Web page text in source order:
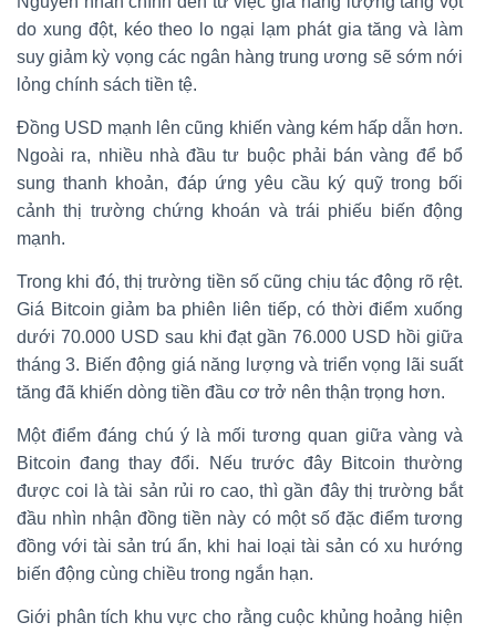
do xung đột, kéo theo lo ngại lạm phát gia tăng và làm
suy giảm kỳ vọng các ngân hàng trung ương sẽ sớm nới
lỏng chính sách tiền tệ.
Đồng USD mạnh lên cũng khiến vàng kém hấp dẫn hơn.
Ngoài ra, nhiều nhà đầu tư buộc phải bán vàng để bổ
sung thanh khoản, đáp ứng yêu cầu ký quỹ trong bối
cảnh thị trường chứng khoán và trái phiếu biến động
mạnh.
Trong khi đó, thị trường tiền số cũng chịu tác động rõ rệt.
Giá Bitcoin giảm ba phiên liên tiếp, có thời điểm xuống
dưới 70.000 USD sau khi đạt gần 76.000 USD hồi giữa
tháng 3. Biến động giá năng lượng và triển vọng lãi suất
tăng đã khiến dòng tiền đầu cơ trở nên thận trọng hơn.
Một điểm đáng chú ý là mối tương quan giữa vàng và
Bitcoin đang thay đổi. Nếu trước đây Bitcoin thường
được coi là tài sản rủi ro cao, thì gần đây thị trường bắt
đầu nhìn nhận đồng tiền này có một số đặc điểm tương
đồng với tài sản trú ẩn, khi hai loại tài sản có xu hướng
biến động cùng chiều trong ngắn hạn.
Giới phân tích khu vực cho rằng cuộc khủng hoảng hiện